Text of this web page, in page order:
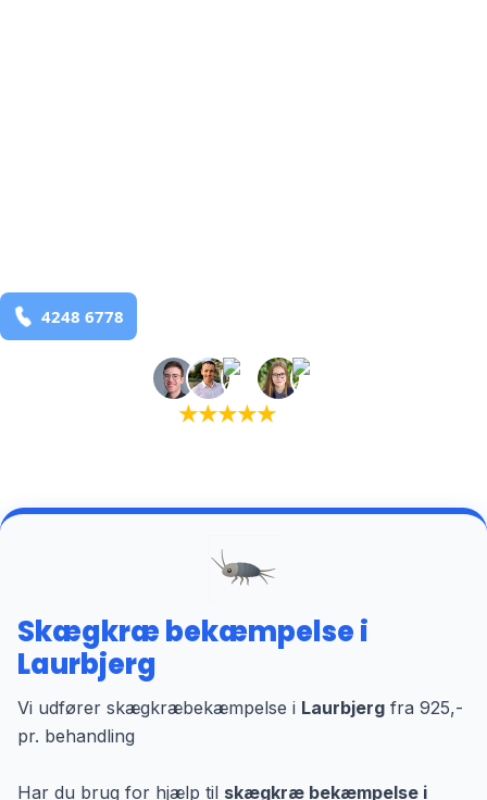
★★★★★
Skægkræ bekæmpelse i
Laurbjerg
Vi udfører skægkræbekæmpelse i Laurbjerg fra 925,-
pr. behandling
Har du brug for hjælp til skægkræ bekæmpelse i